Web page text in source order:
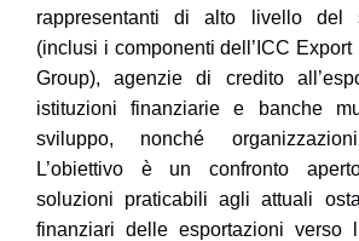
rappresentanti di alto livello del
(inclusi i componenti dell’ICC
Group), agenzie di credito
istituzioni finanziarie e banche
sviluppo, nonché
L’obiettivo è un confronto
soluzioni praticabili agli attuali
finanziari delle esportazioni verso